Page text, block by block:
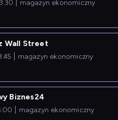
magazyn ekonomiczny
Wall Street
magazyn ekonomiczny
Biznes24
magazyn ekonomiczny